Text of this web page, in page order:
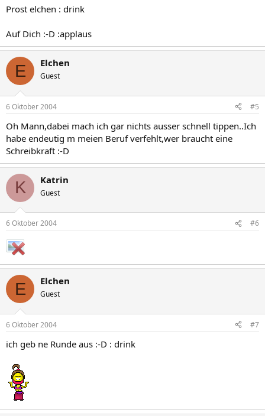
Prost elchen : drink
Auf Dich :-D :applaus
E Elchen
Guest
6 Oktober 2004 #5
Oh Mann,dabei mach ich gar nichts ausser schnell tippen..Ich
habe endeutig m meien Beruf verfehlt,wer braucht eine
Schreibkraft :-D
K Katrin
Guest
6 Oktober 2004 #6
E Elchen
Guest
6 Oktober 2004 #7
ich geb ne Runde aus :-D : drink